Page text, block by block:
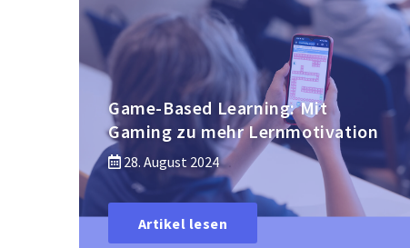
Game-Based Learning: Mit
Gaming zu mehr Lernmotivation
28. August 2024
Artikel lesen